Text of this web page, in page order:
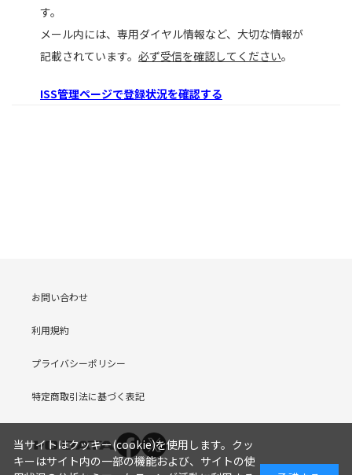
す。
メール内には、専用ダイヤル情報など、大切な情報が
記載されています。 必ず受信を確認してください。
ISS管理ページで登録状況を確認する
お問い合わせ
利用規約
プライバシーポリシー
特定商取引法に基づく表記
当サイトはクッキー(cookie)を使用します。クッ
キーはサイト内の一部の機能および、サイトの使